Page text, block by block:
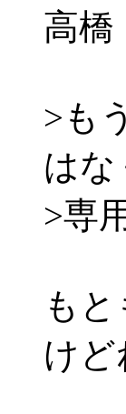
高橋
>も
はな
>専
も
けど